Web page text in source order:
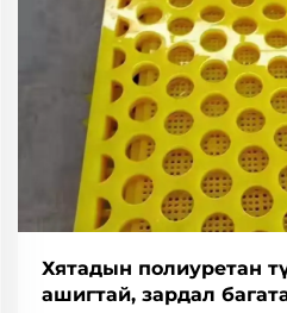
Хятадын полиуретан
ашигтай, зардал